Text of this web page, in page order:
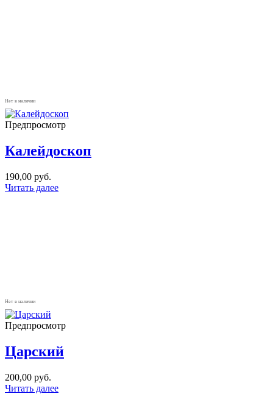
Нет в наличии
Предпросмотр
Калейдоскоп
190,00 руб.
Читать далее
Нет в наличии
Предпросмотр
Царский
200,00 руб.
Читать далее